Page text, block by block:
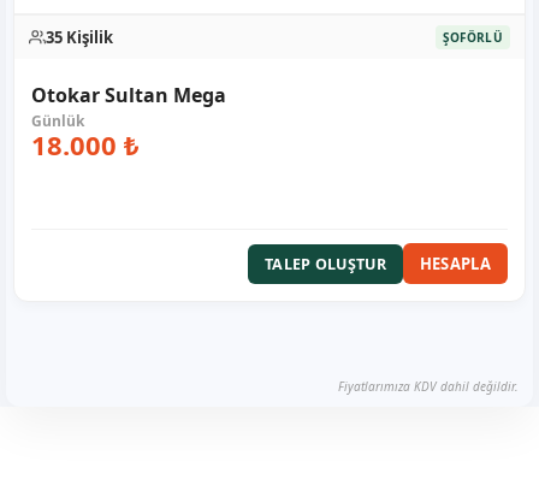
35 Kişilik ŞOFÖRLÜ
Otokar Sultan Mega
18.000 ₺
TALEP OLUŞTUR HESAPLA
Fiyatlarımıza KDV dahil değildir.